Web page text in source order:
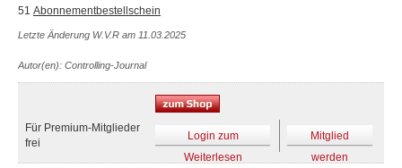
51 Abonnementbestellschein
Letzte Änderung W.V.R am 11.03.2025
Autor(en): Controlling-Journal
Für Premium-Mitglieder
frei
Login zum
Weiterlesen
Mitglied
werden